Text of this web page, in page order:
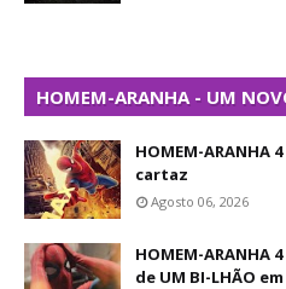
HOMEM-ARANHA - UM
HOMEM-ARANHA
cartaz
Agosto 06, 2026
HOMEM-
de UM BI-LHÃO